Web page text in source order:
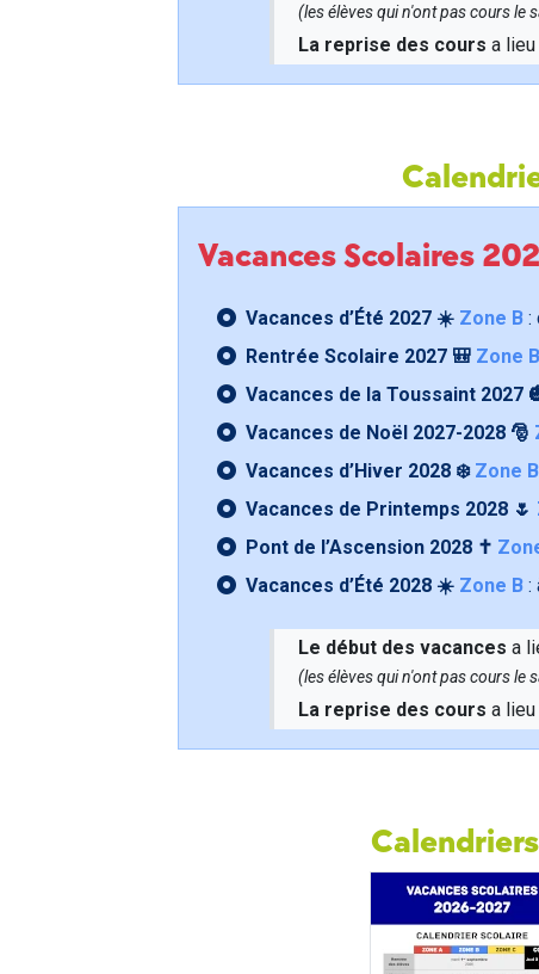
(les élèves qui n'ont pas cours le
La reprise des cours a
Vacances Scolaires
Vacances d’Été 2027 ☀️ Zone B:
Rentrée Scolaire 2027 🎒 Zone B
Vacances de la Toussaint 2027
Vacances de Noël 2027-2028 🎅
Vacances d’Hiver 2028 ❄️ Zone B
Vacances de Printemps 2028 🌷
Pont de l’Ascension 2028 ✝️
Vacances d’Été 2028 ☀️ Zone B:
Le début des vacances a
(les élèves qui n'ont pas cours le
La reprise des cours a